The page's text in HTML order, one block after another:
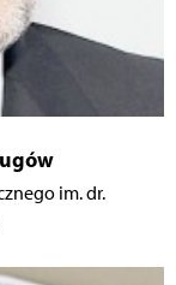
im. dr.